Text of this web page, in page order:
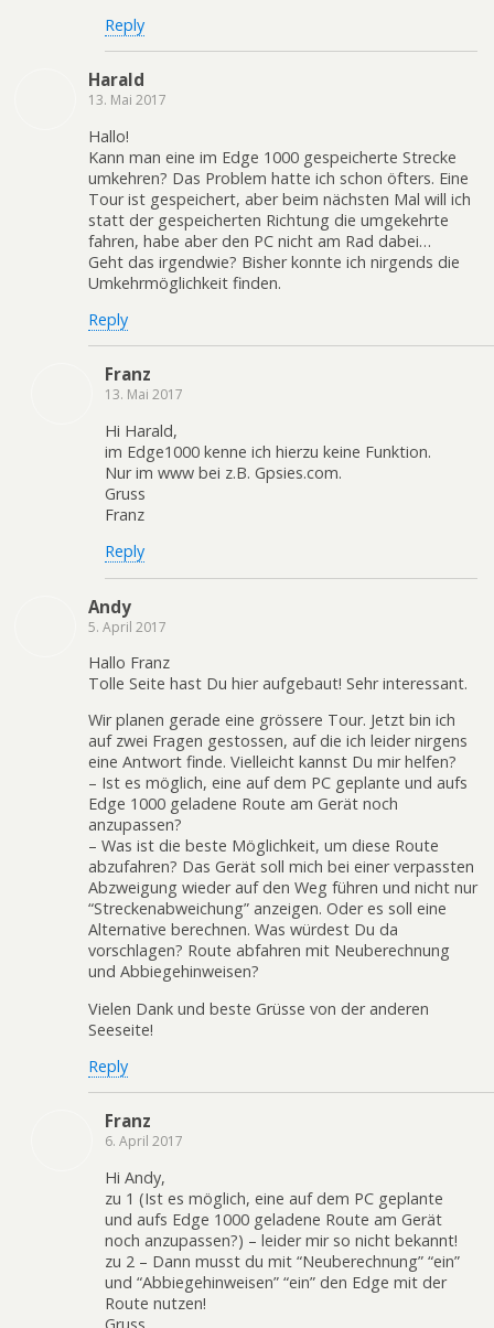
Reply
Harald
13. Mai 2017
Hallo!
Kann man eine im Edge 1000 gespeicherte Strecke
umkehren? Das Problem hatte ich schon öfters. Eine
Tour ist gespeichert, aber beim nächsten Mal will ich
statt der gespeicherten Richtung die umgekehrte
fahren, habe aber den PC nicht am Rad dabei…
Geht das irgendwie? Bisher konnte ich nirgends die
Umkehrmöglichkeit finden.
Reply
Franz
13. Mai 2017
Hi Harald,
im Edge1000 kenne ich hierzu keine Funktion.
Nur im www bei z.B. Gpsies.com.
Gruss
Franz
Reply
Andy
5. April 2017
Hallo Franz
Tolle Seite hast Du hier aufgebaut! Sehr interessant.
Wir planen gerade eine grössere Tour. Jetzt bin ich
auf zwei Fragen gestossen, auf die ich leider nirgens
eine Antwort finde. Vielleicht kannst Du mir helfen?
– Ist es möglich, eine auf dem PC geplante und aufs
Edge 1000 geladene Route am Gerät noch
anzupassen?
– Was ist die beste Möglichkeit, um diese Route
abzufahren? Das Gerät soll mich bei einer verpassten
Abzweigung wieder auf den Weg führen und nicht nur
“Streckenabweichung” anzeigen. Oder es soll eine
Alternative berechnen. Was würdest Du da
vorschlagen? Route abfahren mit Neuberechnung
und Abbiegehinweisen?
Vielen Dank und beste Grüsse von der anderen
Seeseite!
Reply
Franz
6. April 2017
Hi Andy,
zu 1 (Ist es möglich, eine auf dem PC geplante
und aufs Edge 1000 geladene Route am Gerät
noch anzupassen?) – leider mir so nicht bekannt!
zu 2 – Dann musst du mit “Neuberechnung” “ein”
und “Abbiegehinweisen” “ein” den Edge mit der
Route nutzen!